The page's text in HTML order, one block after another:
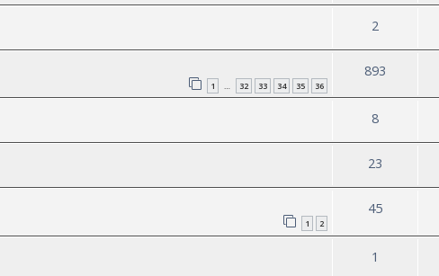
2
1 … 32 33 34 35 36
893
8
23
1 2
45
1